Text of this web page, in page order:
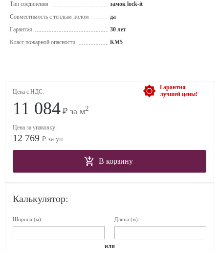
Тип соединения
замок lock-it
Совместимость с теплым полом
да
Гарантия
30 лет
Класс пожарной опасности
КМ5
Гарантия
лучшей цены!
Цена с НДС:
11 084 ₽ за м2
Цена за упаковку:
12 769 ₽ за уп.
В корзину
Калькулятор:
Ширина (м): Длина (м):
или